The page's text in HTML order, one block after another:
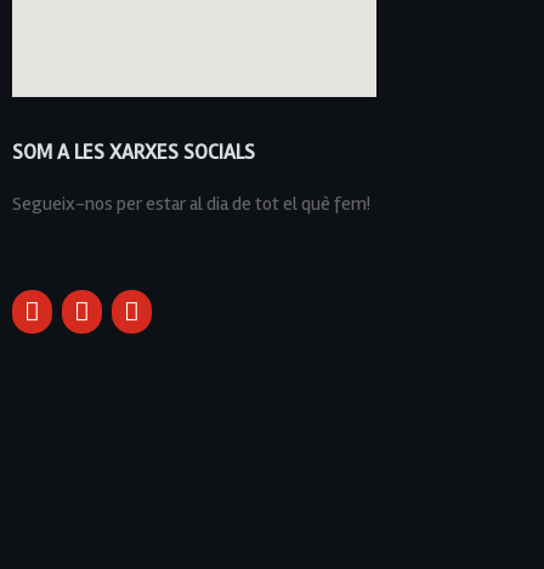
SOM A LES XARXES SOCIALS
Segueix-nos per estar al dia de tot el què fem!